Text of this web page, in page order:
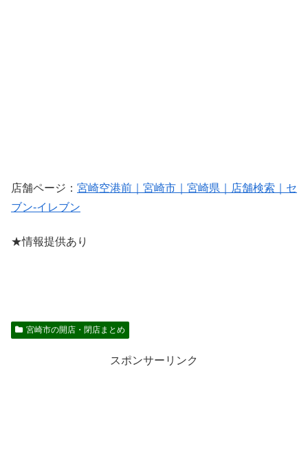
店舗ページ： 宮崎空港前｜宮崎市｜宮崎県｜店舗検索｜セ
ブン‐イレブン
★情報提供あり
宮崎市の開店・閉店まとめ
スポンサーリンク